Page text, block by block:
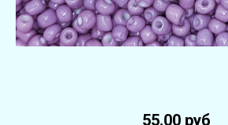
55.00 руб